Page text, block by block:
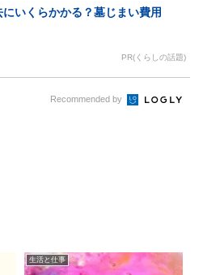
にいくらかかる？墓じまい費用
PR(くらしの話題)
Recommended by
生活と仕事